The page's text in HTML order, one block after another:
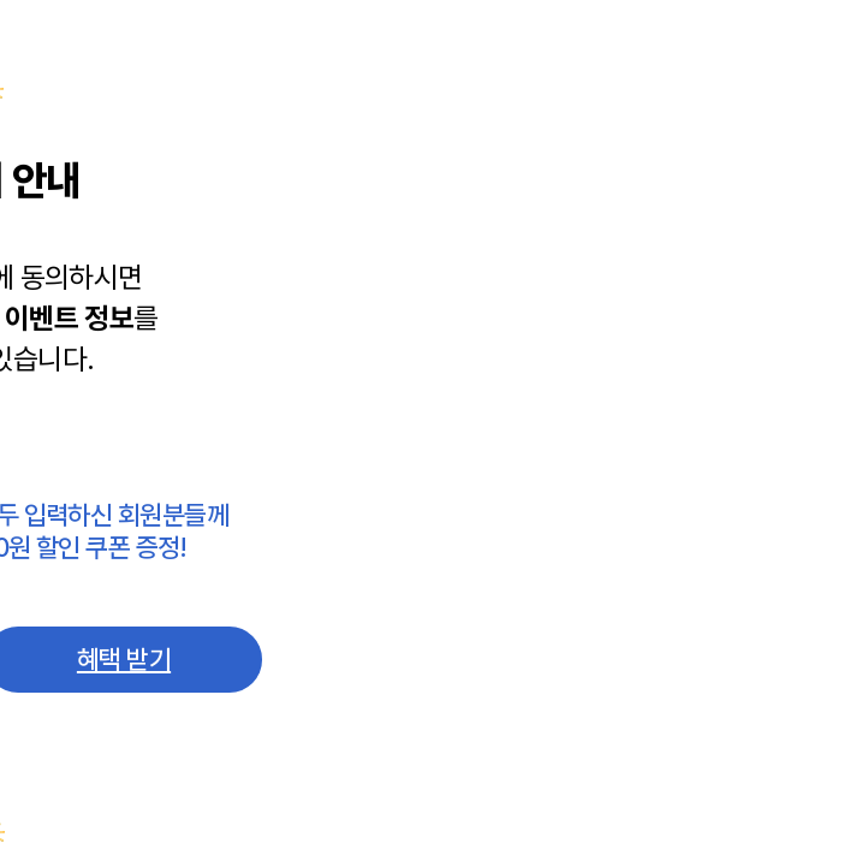
내
동의하시면
이벤트 정보를
습니다.
입력하신 회원분들께
할인 쿠폰 증정!
혜택 받기